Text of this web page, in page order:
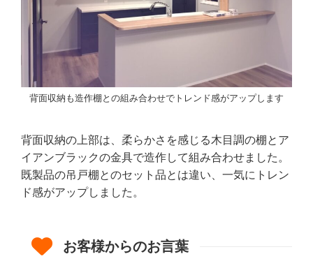
背面収納も造作棚との組み合わせでトレンド感がアップします
背面収納の上部は、柔らかさを感じる木目調の棚とア
イアンブラックの金具で造作して組み合わせました。
既製品の吊戸棚とのセット品とは違い、一気にトレン
ド感がアップしました。
お客様からのお言葉